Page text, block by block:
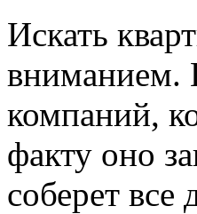
Искать
вниманием.
компаний,
факту оно
соберет все